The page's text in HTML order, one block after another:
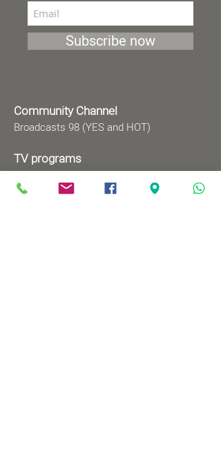
Subscribe now
Community Channel
Broadcasts 98 (YES and HOT)
TV programs
Wednesdays 8:00pm - 9:00pm
Mondays 1:00pm - 2:00pm